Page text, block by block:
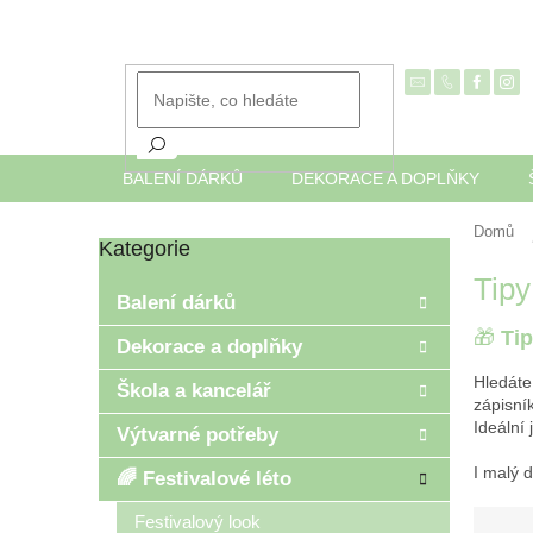
BALENÍ DÁRKŮ DEKORACE A DOPLŇKY
Domů
P
r
n
p
Přeskočit
Kategorie
Balení dárků
Dekorace a doplňky
Škola a kancelář
Výtvarné potřeby
🌈 Festivalové léto
Festivalový look
🎁
Ideální
I malý